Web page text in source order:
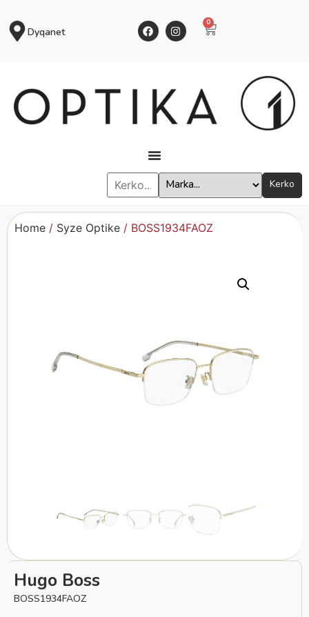
Dyqanet
0
Kerko
Home / Syze Optike / BOSS1934FAOZ
Hugo Boss
BOSS1934FAOZ